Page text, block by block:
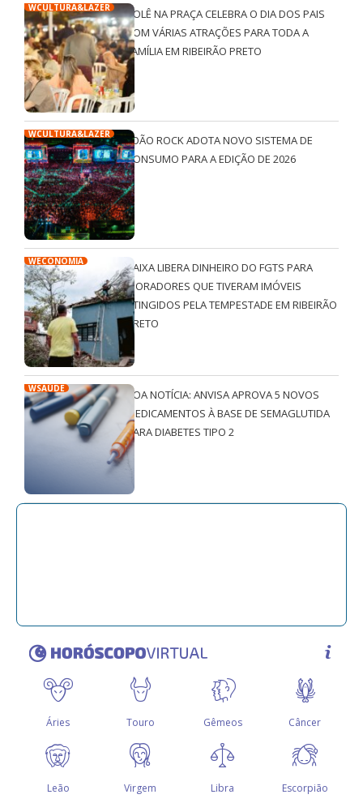
WCULTURA&LAZER
ROLÊ NA PRAÇA CELEBRA O DIA DOS PAIS
COM VÁRIAS ATRAÇÕES PARA TODA A
FAMÍLIA EM RIBEIRÃO PRETO
WCULTURA&LAZER
JOÃO ROCK ADOTA NOVO SISTEMA DE
CONSUMO PARA A EDIÇÃO DE 2026
WECONOMIA
CAIXA LIBERA DINHEIRO DO FGTS PARA
MORADORES QUE TIVERAM IMÓVEIS
ATINGIDOS PELA TEMPESTADE EM RIBEIRÃO
PRETO
WSAÚDE
BOA NOTÍCIA: ANVISA APROVA 5 NOVOS
MEDICAMENTOS À BASE DE SEMAGLUTIDA
PARA DIABETES TIPO 2